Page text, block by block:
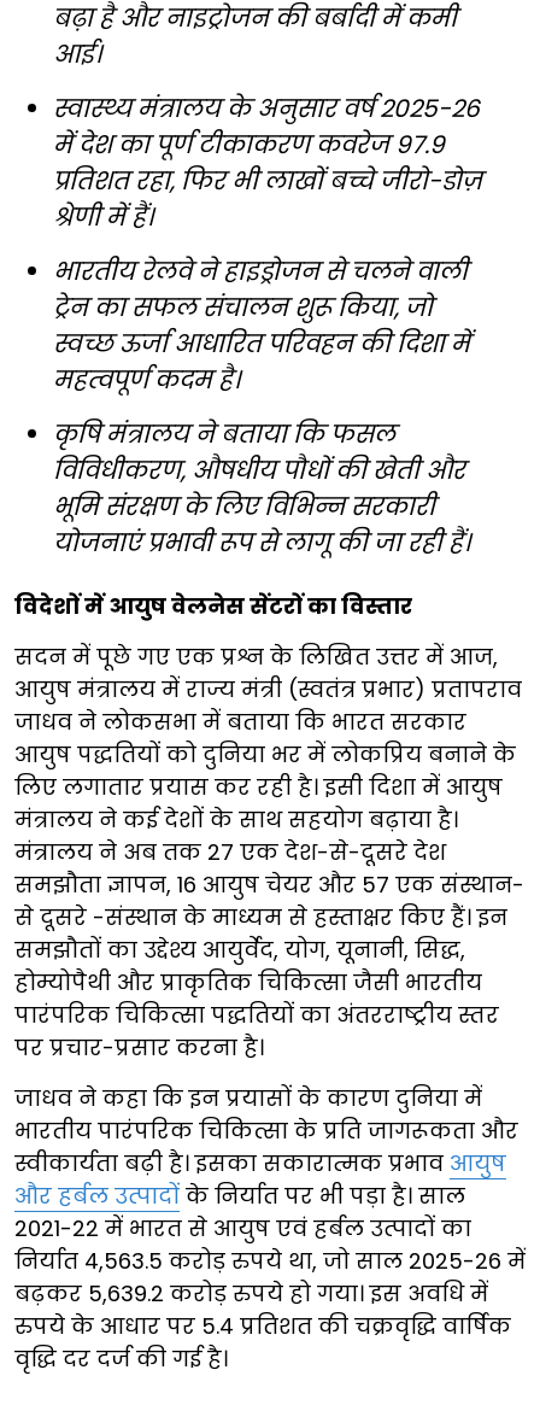
बढ़ा है और नाइट्रोजन की बर्बादी में कमी
आई।
स्वास्थ्य मंत्रालय के अनुसार वर्ष 2025-26
में देश का पूर्ण टीकाकरण कवरेज 97.9
प्रतिशत रहा, फिर भी लाखों बच्चे जीरो-डोज़
श्रेणी में हैं।
भारतीय रेलवे ने हाइड्रोजन से चलने वाली
ट्रेन का सफल संचालन शुरू किया, जो
स्वच्छ ऊर्जा आधारित परिवहन की दिशा में
महत्वपूर्ण कदम है।
कृषि मंत्रालय ने बताया कि फसल
विविधीकरण, औषधीय पौधों की खेती और
भूमि संरक्षण के लिए विभिन्न सरकारी
योजनाएं प्रभावी रूप से लागू की जा रही हैं।
विदेशों में आयुष वेलनेस सेंटरों का विस्तार
सदन में पूछे गए एक प्रश्न के लिखित उत्तर में आज,
आयुष मंत्रालय में राज्य मंत्री (स्वतंत्र प्रभार) प्रतापराव
जाधव ने लोकसभा में बताया कि भारत सरकार
आयुष पद्धतियों को दुनिया भर में लोकप्रिय बनाने के
लिए लगातार प्रयास कर रही है। इसी दिशा में आयुष
मंत्रालय ने कई देशों के साथ सहयोग बढ़ाया है।
मंत्रालय ने अब तक 27 एक देश-से-दूसरे देश
समझौता ज्ञापन, 16 आयुष चेयर और 57 एक संस्थान-
से दूसरे -संस्थान के माध्यम से हस्ताक्षर किए हैं। इन
समझौतों का उद्देश्य आयुर्वेद, योग, यूनानी, सिद्ध,
होम्योपैथी और प्राकृतिक चिकित्सा जैसी भारतीय
पारंपरिक चिकित्सा पद्धतियों का अंतरराष्ट्रीय स्तर
पर प्रचार-प्रसार करना है।
जाधव ने कहा कि इन प्रयासों के कारण दुनिया में
भारतीय पारंपरिक चिकित्सा के प्रति जागरूकता और
स्वीकार्यता बढ़ी है। इसका सकारात्मक प्रभाव आयुष
और हर्बल उत्पादों के निर्यात पर भी पड़ा है। साल
2021-22 में भारत से आयुष एवं हर्बल उत्पादों का
निर्यात 4,563.5 करोड़ रुपये था, जो साल 2025-26 में
बढ़कर 5,639.2 करोड़ रुपये हो गया। इस अवधि में
रुपये के आधार पर 5.4 प्रतिशत की चक्रवृद्धि वार्षिक
वृद्धि दर दर्ज की गई है।